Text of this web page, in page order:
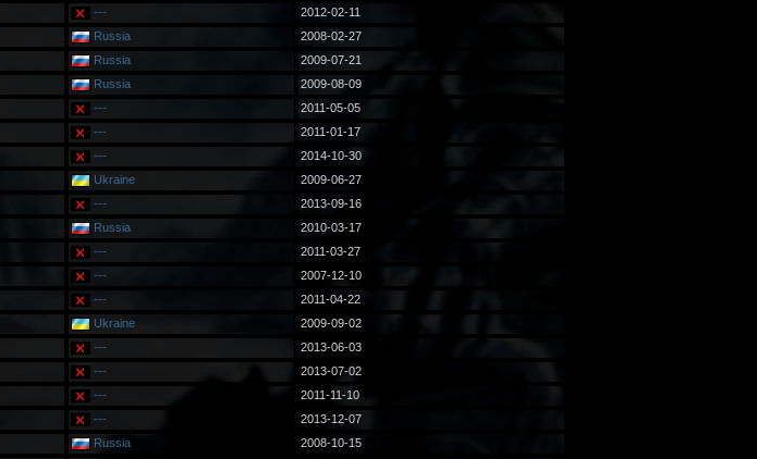
---
2012-02-11
Russia
2008-02-27
Russia
2009-07-21
Russia
2009-08-09
---
2011-05-05
---
2011-01-17
---
2014-10-30
Ukraine
2009-06-27
---
2013-09-16
Russia
2010-03-17
---
2011-03-27
---
2007-12-10
---
2011-04-22
Ukraine
2009-09-02
---
2013-06-03
---
2013-07-02
---
2011-11-10
---
2013-12-07
Russia
2008-10-15